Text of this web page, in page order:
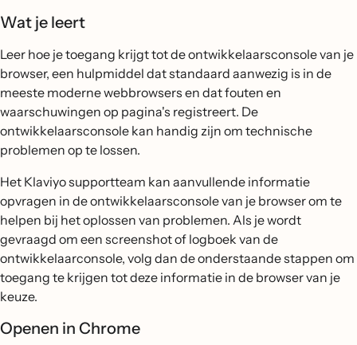
Wat je leert
Leer hoe je toegang krijgt tot de ontwikkelaarsconsole van je
browser, een hulpmiddel dat standaard aanwezig is in de
meeste moderne webbrowsers en dat fouten en
waarschuwingen op pagina's registreert. De
ontwikkelaarsconsole kan handig zijn om technische
problemen op te lossen.
Het Klaviyo supportteam kan aanvullende informatie
opvragen in de ontwikkelaarsconsole van je browser om te
helpen bij het oplossen van problemen. Als je wordt
gevraagd om een screenshot of logboek van de
ontwikkelaarconsole, volg dan de onderstaande stappen om
toegang te krijgen tot deze informatie in de browser van je
keuze.
Openen in Chrome